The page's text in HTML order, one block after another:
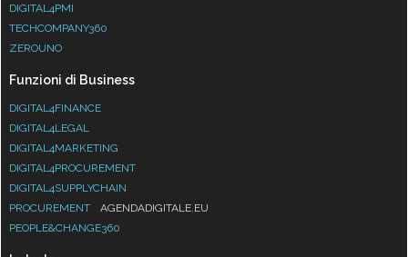
DIGITAL4PMI
TECHCOMPANY360
ZEROUNO
Funzioni di Business
DIGITAL4FINANCE
DIGITAL4LEGAL
DIGITAL4MARKETING
DIGITAL4PROCUREMENT
DIGITAL4SUPPLYCHAIN
PROCUREMENT
AGENDADIGITALE.EU
PEOPLE&CHANGE360